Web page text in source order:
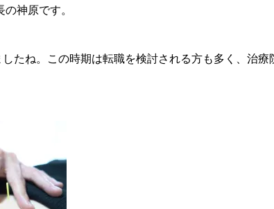
神原です。
たね。この時期は転職を検討される方も多く、治